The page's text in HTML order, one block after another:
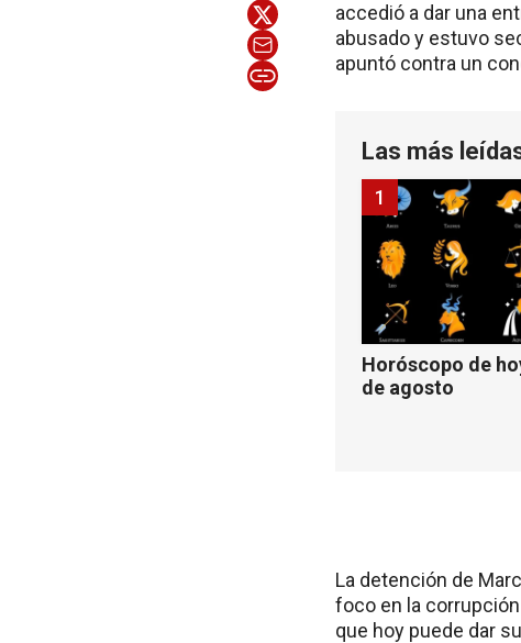
accedió a dar una
abusado y estuvo
apuntó contra un
Las más
Horóscopo de
de agosto
1
La detención de
foco en la
que hoy puede dar